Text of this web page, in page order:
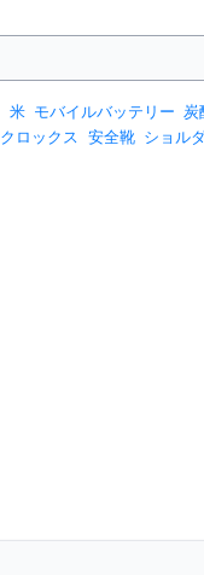
米 モバイルバッテリー 炭
クロックス 安全靴 ショル